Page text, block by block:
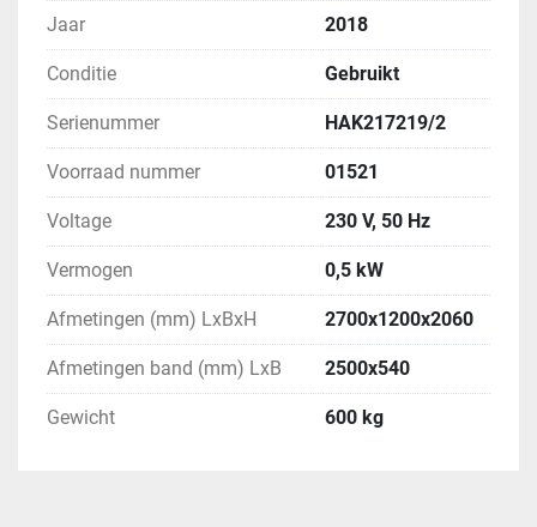
Jaar 2018
Conditie Gebruikt
Serienummer HAK217219/2
Voorraad nummer 01521
Voltage 230 V, 50 Hz
Vermogen 0,5 kW
Afmetingen (mm) LxBxH 2700x1200x2060
Afmetingen band (mm) LxB 2500x540
Gewicht 600 kg